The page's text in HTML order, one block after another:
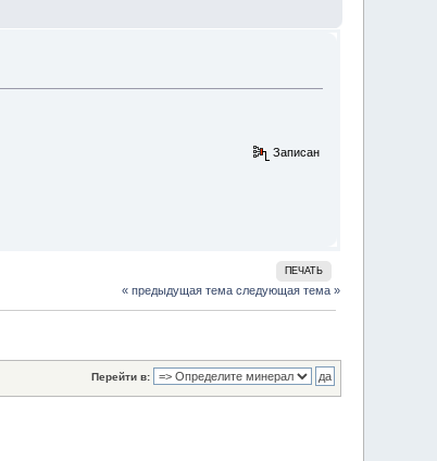
Записан
ПЕЧАТЬ
« предыдущая тема следующая тема »
Перейти в: